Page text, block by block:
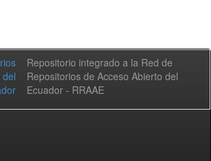
Repositorio integrado a la Red de
Repositorios de Acceso Abierto del
Ecuador - RRAAE